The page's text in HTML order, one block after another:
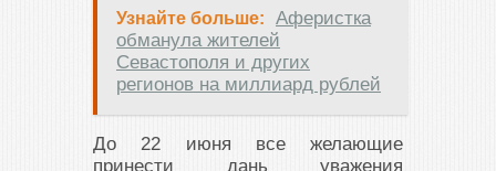
Узнайте больше:
Аферистка
обманула жителей
Севастополя и других
регионов на миллиард рублей
До 22 июня все желающие
принести дань уважения